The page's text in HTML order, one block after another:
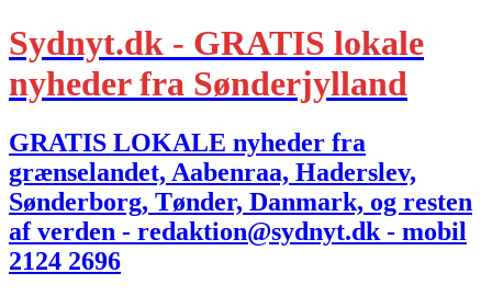
Sydnyt.dk - GRATIS lokale
nyheder fra Sønderjylland
GRATIS LOKALE nyheder fra
grænselandet, Aabenraa, Haderslev,
Sønderborg, Tønder, Danmark, og resten
af verden - redaktion@sydnyt.dk - mobil
2124 2696